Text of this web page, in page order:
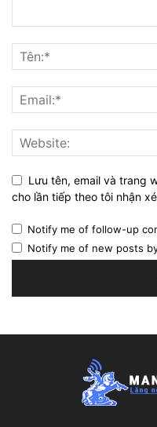
Lưu tên, email và trang
cho lần tiếp theo tôi nhận
Notify me of follow-up
Notify me of new posts